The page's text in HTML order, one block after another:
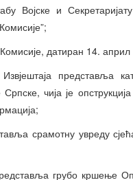
Војске и
датиран 14. април
представља
чија је
срамотну увреду
грубо кршење